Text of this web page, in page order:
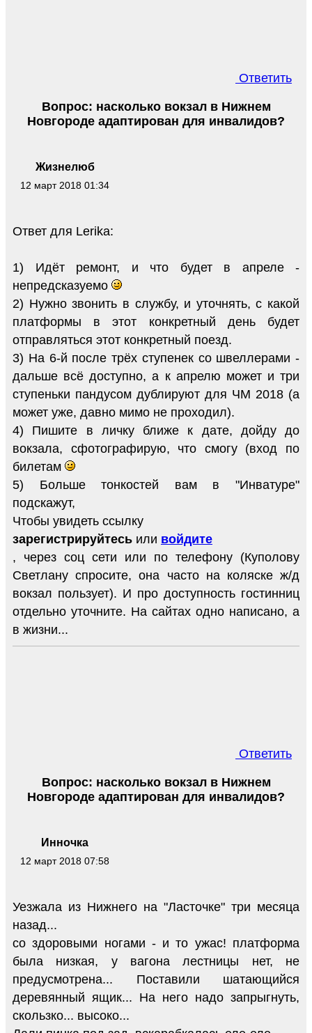
Ответить
Жизнелюб
12 март 2018 01:34
Вопрос: насколько вокзал в Нижнем
Новгороде адаптирован для инвалидов?
Ответ для Lerika:
1) Идёт ремонт, и что будет в апреле -
непредсказуемо
2) Нужно звонить в службу, и уточнять, с какой
платформы в этот конкретный день будет
отправляться этот конкретный поезд.
3) На 6-й после трёх ступенек со швеллерами -
дальше всё доступно, а к апрелю может и три
ступеньки пандусом дублируют для ЧМ 2018 (а
может уже, давно мимо не проходил).
4) Пишите в личку ближе к дате, дойду до
вокзала, сфотографирую, что смогу (вход по
билетам
5) Больше тонкостей вам в "Инватуре"
подскажут,
Чтобы увидеть ссылку
зарегистрируйтесь или войдите
, через соц сети или по телефону (Куполову
Светлану спросите, она часто на коляске ж/д
вокзал пользует). И про доступность гостинниц
отдельно уточните. На сайтах одно написано, а
в жизни...
Ответить
Инночка
12 март 2018 07:58
Вопрос: насколько вокзал в Нижнем
Новгороде адаптирован для инвалидов?
Уезжала из Нижнего на "Ласточке" три месяца
назад...
со здоровыми ногами - и то ужас! платформа
была низкая, у вагона лестницы нет, не
предусмотрена... Поставили шатающийся
деревянный ящик... На него надо запрыгнуть,
скользко... высоко...